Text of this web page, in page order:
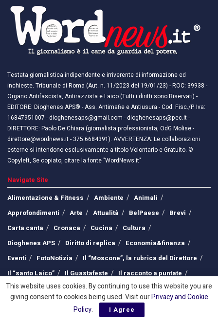
Testata giornalistica indipendente e irriverente di informazione ed
inchieste. Tribunale di Roma (Aut. n. 11/2023 del 19/01/23) - ROC: 39938 -
Organo Antifascista, Antirazzista e Laico (Tutti i diritti sono Riservati) -
EDITORE: Dioghenes APS® - Ass. Antimafie e Antiusura - Cod. Fisc./P. Iva:
16847951007 - dioghenesaps@gmail.com - dioghenesaps@pec.it - ​​
DIRETTORE: Paolo De Chiara (giornalista professionista, OdG Molise -
direttore@wordnews.it - ​​375.6684391). AVVERTENZA: Le collaborazioni
esterne si intendono esclusivamente a titolo Volontario e Gratuito. ©
Copyleft, Se copiato, citare la fonte "WordNews.it"
Navigate Site
Alimentazione & Fitness
Ambiente
Animali
Approfondimenti
Arte Attualità BelPaese
Brevi
Carta canta
Cronaca Cucina
Cultura
Dioghenes APS
Diritto di replica
Economia&finanza
Eventi
FotoNotizia
Il “Moscone”, la rubrica del Direttore
Il “santo Laico”
Il Guastafeste
Il racconto a puntate
Interviste
L’angolo della Poesia
L’Opinione
La Parola ai lettori
La voce dell’esperto
Lavoro Legalità
This website uses cookies. By continuing to use this website you are
giving consent to cookies being used. Visit ourPrivacy and Cookie
Policy. I Agree